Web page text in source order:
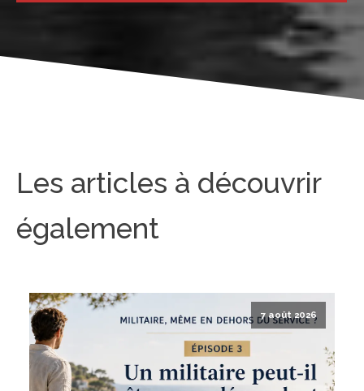
Les articles à découvrir
également
7 août 2026